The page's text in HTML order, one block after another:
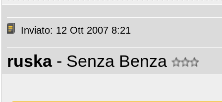
Inviato: 12 Ott 2007 8:21
ruska - Senza Benza